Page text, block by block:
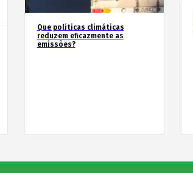
Que políticas climáticas
reduzem eficazmente as
emissões?